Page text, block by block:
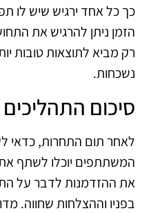
כך כל אחד ירגיש שיש לו
הזמן ניתן להרגיש את
רק מביא לתוצאות טובות
נשכחות.
סיכום
לאחר תום התחרות, כדאי
המשתתפים יוכלו לשתף
את ההזדמנות לדבר על
בפניו וההצלחות שחווה.